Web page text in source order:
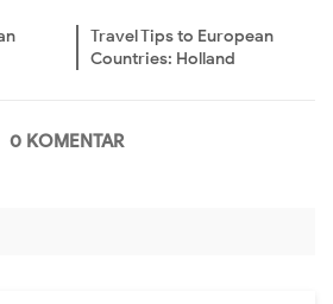
Travel Tips to European
Countries: Holland
0 KOMENTAR